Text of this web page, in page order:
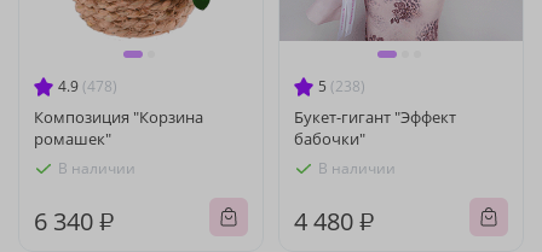
4.9 (478)
Композиция "Корзина
ромашек"
В наличии
6 340 ₽
5 (238)
Букет-гигант "Эффект
бабочки"
В наличии
4 480 ₽